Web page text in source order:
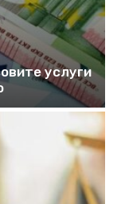
услуги